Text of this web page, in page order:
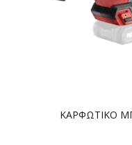
ΚΑΡΦΩΤΙΚΟ